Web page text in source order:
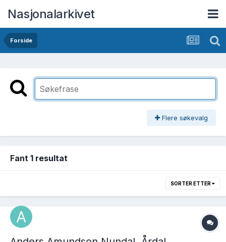
Nasjonalarkivet
Forside
Flere søkevalg
Fant 1 resultat
SORTER ETTER